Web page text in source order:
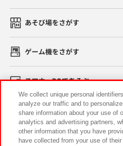
あそび場をさがす
ゲーム機をさがす
スマホ・PCであそぶ
イベント・キャンペーン
We collect unique personal
analyze our traffic and to
share information about your use of
analytics and advertising partners,
other information that you have
have collected from your use of